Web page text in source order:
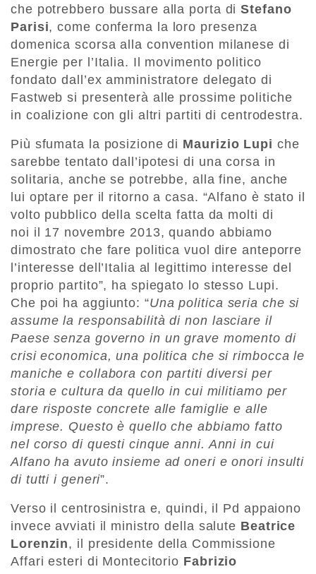
che potrebbero bussare alla porta di Stefano
Parisi, come conferma la loro presenza
domenica scorsa alla convention milanese di
Energie per l’Italia. Il movimento politico
fondato dall’ex amministratore delegato di
Fastweb si presenterà alle prossime politiche
in coalizione con gli altri partiti di centrodestra.
Più sfumata la posizione di Maurizio Lupi che
sarebbe tentato dall’ipotesi di una corsa in
solitaria, anche se potrebbe, alla fine, anche
lui optare per il ritorno a casa. “Alfano è stato il
volto pubblico della scelta fatta da molti di
noi il 17 novembre 2013, quando abbiamo
dimostrato che fare politica vuol dire anteporre
l’interesse dell’Italia al legittimo interesse del
proprio partito”, ha spiegato lo stesso Lupi.
Che poi ha aggiunto: “Una politica seria che si
assume la responsabilità di non lasciare il
Paese senza governo in un grave momento di
crisi economica, una politica che si rimbocca le
maniche e collabora con partiti diversi per
storia e cultura da quello in cui militiamo per
dare risposte concrete alle famiglie e alle
imprese. Questo è quello che abbiamo fatto
nel corso di questi cinque anni. Anni in cui
Alfano ha avuto insieme ad oneri e onori insulti
di tutti i generi”.
Verso il centrosinistra e, quindi, il Pd appaiono
invece avviati il ministro della salute Beatrice
Lorenzin, il presidente della Commissione
Affari esteri di Montecitorio Fabrizio